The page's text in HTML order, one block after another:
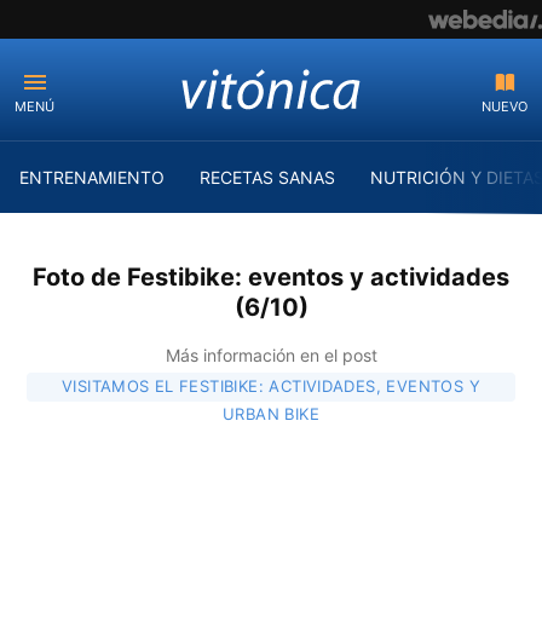
MENÚ NUEVO
ENTRENAMIENTO RECETAS SANAS NUTRICIÓN Y
Foto de Festibike: eventos y actividades
(6/10)
Más información en el post
VISITAMOS EL FESTIBIKE: ACTIVIDADES, EVENTOS Y
URBAN BIKE